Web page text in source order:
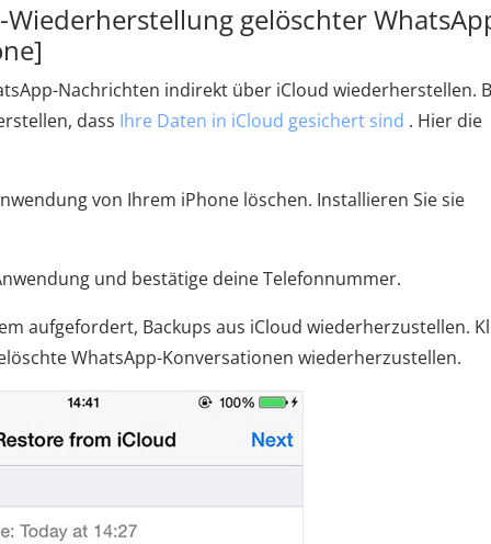
gelöschter
Nachrichten indirekt über iCloud wiederherstellen.
dass Ihre Daten in iCloud gesichert sind . Hier die
von Ihrem iPhone löschen. Installieren Sie sie
und bestätige deine Telefonnummer.
aufgefordert, Backups aus iCloud wiederherzustellen.
WhatsApp-Konversationen wiederherzustellen.